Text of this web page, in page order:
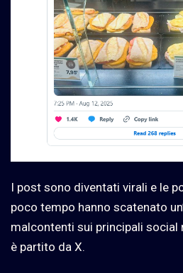
I post sono diventati virali e le
poco tempo hanno scatenato
malcontenti sui principali social
è partito da X.